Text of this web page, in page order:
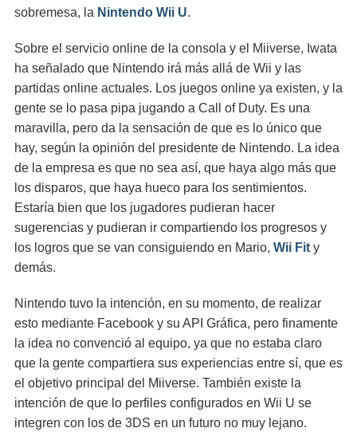
sobremesa, la Nintendo Wii U.
Sobre el servicio online de la consola y el Miiverse, Iwata
ha señalado que Nintendo irá más allá de Wii y las
partidas online actuales. Los juegos online ya existen, y la
gente se lo pasa pipa jugando a Call of Duty. Es una
maravilla, pero da la sensación de que es lo único que
hay, según la opinión del presidente de Nintendo. La idea
de la empresa es que no sea así, que haya algo más que
los disparos, que haya hueco para los sentimientos.
Estaría bien que los jugadores pudieran hacer
sugerencias y pudieran ir compartiendo los progresos y
los logros que se van consiguiendo en Mario, Wii Fit y
demás.
Nintendo tuvo la intención, en su momento, de realizar
esto mediante Facebook y su API Gráfica, pero finamente
la idea no convenció al equipo, ya que no estaba claro
que la gente compartiera sus experiencias entre sí, que es
el objetivo principal del Miiverse. También existe la
intención de que lo perfiles configurados en Wii U se
integren con los de 3DS en un futuro no muy lejano.